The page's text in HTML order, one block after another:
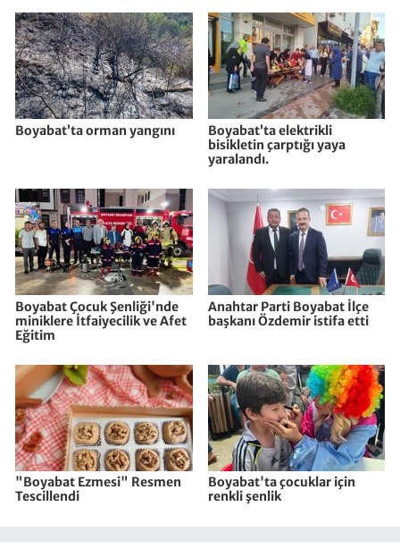
Boyabat’ta orman yangını
Boyabat’ta elektrikli
bisikletin çarptığı yaya
yaralandı.
Boyabat Çocuk Şenliği'nde
miniklere İtfaiyecilik ve Afet
Eğitim
Anahtar Parti Boyabat İlçe
başkanı Özdemir istifa etti
"Boyabat Ezmesi" Resmen
Tescillendi
Boyabat'ta çocuklar için
renkli şenlik